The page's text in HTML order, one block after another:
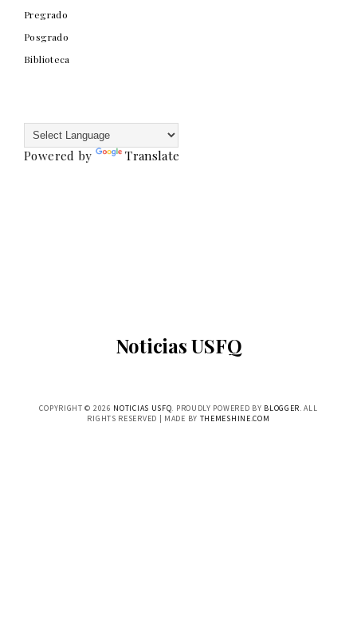
Pregrado
Posgrado
Biblioteca
Powered by Translate
Noticias USFQ
COPYRIGHT © 2026 NOTICIAS USFQ. PROUDLY POWERED BY BLOGGER. ALL
RIGHTS RESERVED | MADE BY THEMESHINE.COM